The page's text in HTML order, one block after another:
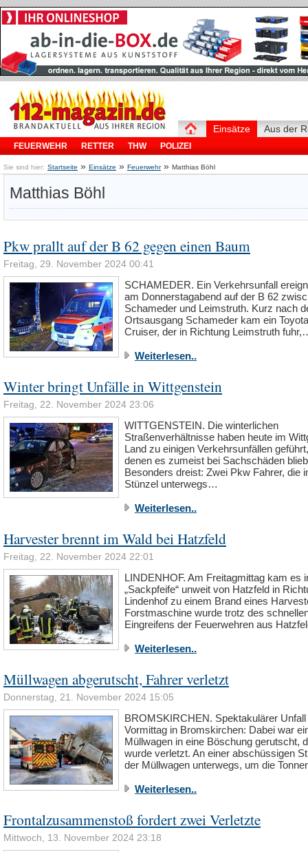
Einsätze
FEUERWEHR RETTER THW POLIZEI
Aus der
Sie sind hier: Startseite » Einsätze » Feuerwehr » Matthias Böhl
Matthias Böhl
Pkw prallt auf der B 62 gegen einen Baum
Freitag, 29. November 2024 00:41
SCHAMEDER. Ein Verkehrsunfall
am Donnerstagabend auf der B 62
Schameder und Leimstruth. Kurz nach
Ortsausgang Schameder kam ein
Cruiser, der in Richtung Leimstruth
Weiterlesen..
Winter bringt Unfälle in Wittgenstein
Freitag, 22. November 2024 23:06
WITTGENSTEIN. Die winterlichen
Straßenverhältnisse haben heute im
Land zu einigen Verkehrsunfällen
denen es zumeist bei Sachschäden
Besonders dreist: Zwei Pkw Fahrer, die
Stünzel unterwegs…
Weiterlesen..
Harvester brennt im Wald bei Hatzfeld
Freitag, 22. November 2024 22:01
LINDENHOF. Am Freitagmittag kam es
„Sackpfeife“ unweit von Hatzfeld in
Lindenhof zu einem Brand eines
Forstmaschine wurde trotz des
Eingreifens der Feuerwehren aus
Weiterlesen..
Müllwagen abgerutscht, Fahrer verletzt
Donnerstag, 21. November 2024 15:05
BROMSKIRCHEN. Spektakulärer Unfall
Vormittag in Bromskirchen: Dabei war
Müllwagen in eine Böschung gerutscht,
wurde verletzt. An einer abschüssigen
der Müllwagen unterwegs, um die
Weiterlesen..
Frontalzusammenstoß fordert zwei Verletzte
Mittwoch, 13. November 2024 23:18